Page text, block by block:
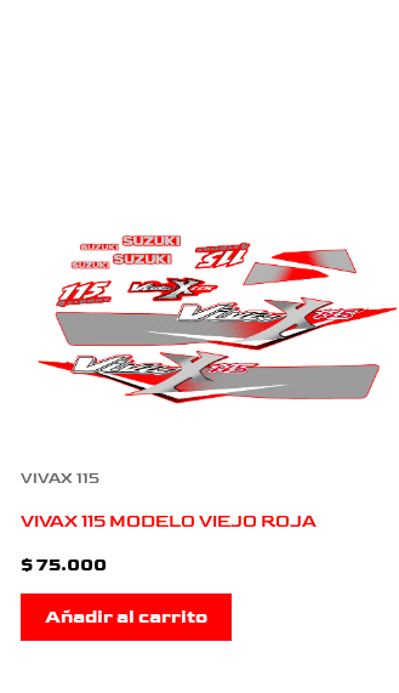
VIVAX 115
VIVAX 115 MODELO VIEJO ROJA
$75.000
Añadir al carrito